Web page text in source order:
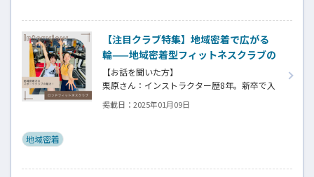
【注目クラブ特集】地域密着で広がる
輪——地域密着型フィットネスクラブの
魅力
【お話を聞いた方】
栗原さん：インストラクター歴8年。新卒で入
社し在籍8年目。
田村さん：インストラクター歴3年。他総合型
掲載日： 2025年01月09日
地域密着